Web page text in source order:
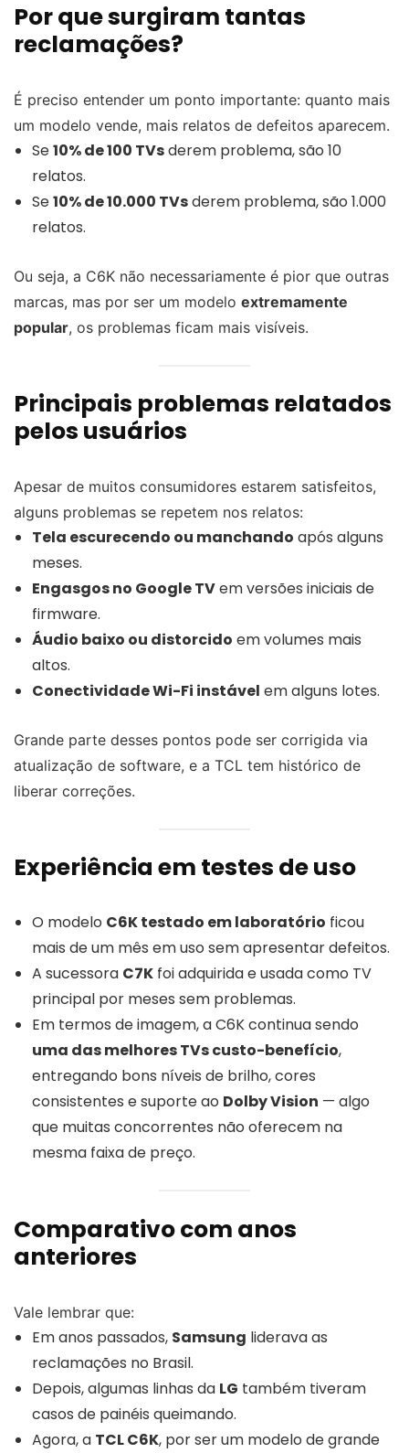
Por que surgiram tantas
reclamações?
É preciso entender um ponto importante: quanto mais
um modelo vende, mais relatos de defeitos aparecem.
Se10% de 100 TVsderem problema, são 10
relatos.
Se10% de 10.000 TVsderem problema, são 1.000
relatos.
Ou seja, a C6K não necessariamente é pior que outras
marcas, mas por ser um modelo extremamente
popular, os problemas ficam mais visíveis.
Principais problemas relatados
pelos usuários
Apesar de muitos consumidores estarem satisfeitos,
alguns problemas se repetem nos relatos:
Tela escurecendo ou manchando após alguns
meses.
Engasgos no Google TVem versões iniciais de
firmware.
Áudio baixo ou distorcido em volumes mais
altos.
Conectividade Wi-Fi instável em alguns lotes.
Grande parte desses pontos pode ser corrigida via
atualização de software, e a TCL tem histórico de
liberar correções.
Experiência em testes de uso
O modelo C6K testado em laboratório ficou
mais de um mês em uso sem apresentar defeitos.
A sucessora C7K foi adquirida e usada como TV
principal por meses sem problemas.
Em termos de imagem, a C6K continua sendo
uma das melhores TVs custo-benefício,
entregando bons níveis de brilho, cores
consistentes e suporte ao Dolby Vision — algo
que muitas concorrentes não oferecem na
mesma faixa de preço.
Comparativo com anos
anteriores
Vale lembrar que:
Em anos passados, Samsung liderava as
reclamações no Brasil.
Depois, algumas linhas da LG também tiveram
casos de painéis queimando.
Agora, a TCL C6K, por ser um modelo de grande